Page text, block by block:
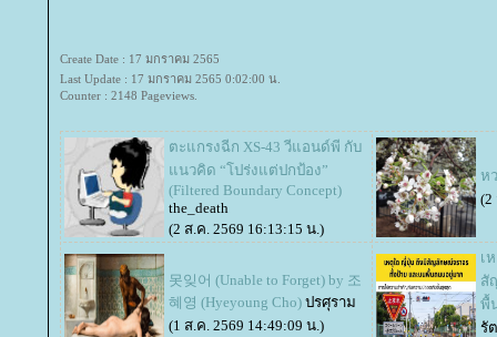
Create Date : 17 มกราคม 2565
Last Update : 17 มกราคม 2565 0:02:00 น.
Counter : 2148 Pageviews.
ตะแกรงฉีก XS-43 วีแอนด์พี กับ
นวคิด “โปร่งแต่ปกป้อง”
(Filtered Boundary Concept)
the_death
(2 ส.ค. 2569 16:13:15 น.)
ห
(2
못잊어 (Unable to Forget) by 조
혜영 (Hyeyoung Cho) ปรศุราม
(1 ส.ค. 2569 14:49:09 น.)
เ
สั
พื้
รั